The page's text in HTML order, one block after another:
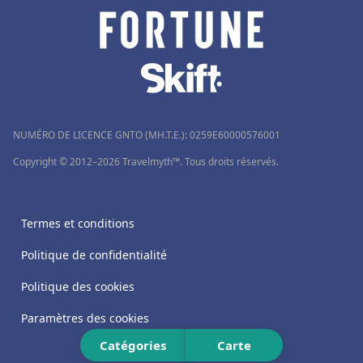
Catégories Carte
NUMÉRO DE LICENCE GNTO (MH.T.E.): 0259Ε60000576001
Copyright © 2012–2026 Travelmyth™. Tous droits réservés.
Termes et conditions
Politique de confidentialité
Politique des cookies
Paramètres des cookies